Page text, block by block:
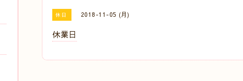
休日 2018-11-05 (月)
休業日